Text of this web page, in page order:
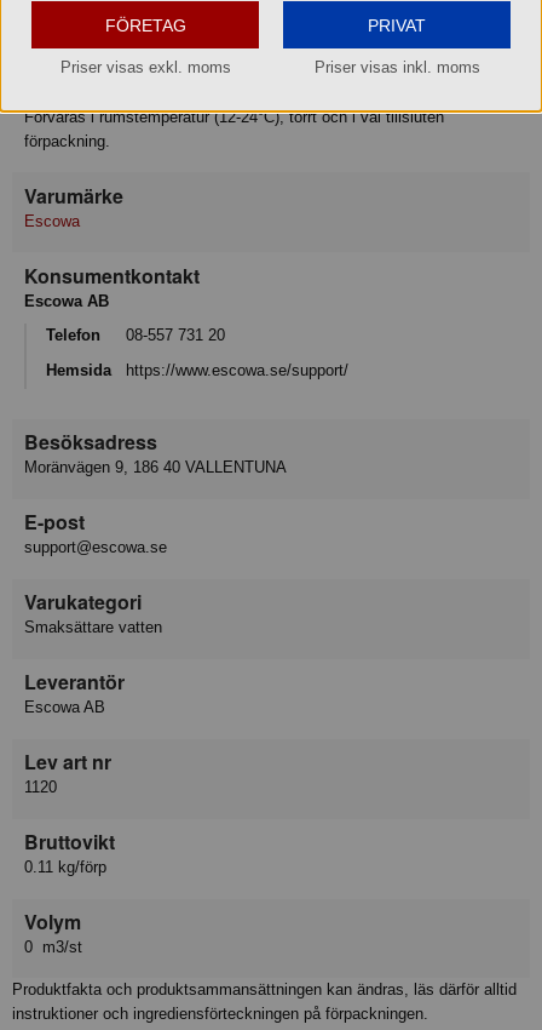
OBS! Skall inte förtäras outspädd.
Förvaring
Förvaras i rumstemperatur (12-24°C), torrt och i väl tillsluten
förpackning.
Varumärke
Escowa
Konsumentkontakt
Escowa AB
Telefon
08-557 731 20
Hemsida
https://www.escowa.se/support/
Besöksadress
Moränvägen 9, 186 40 VALLENTUNA
E-post
support@escowa.se
Varukategori
Smaksättare vatten
Leverantör
Escowa AB
Lev art nr
1120
Bruttovikt
0.11 kg/förp
Volym
0 m3/st
Produktfakta och produktsammansättningen kan ändras, läs därför alltid
instruktioner och ingrediensförteckningen på förpackningen.
FÖRETAG
Priser visas exkl. moms
PRIVAT
Priser visas inkl. moms